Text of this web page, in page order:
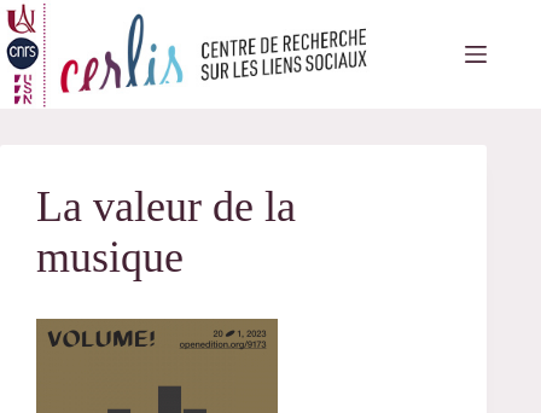
Passer
au
contenu
La valeur de la
musique